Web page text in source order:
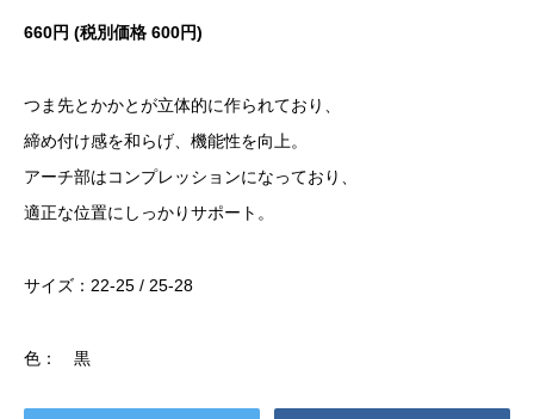
660円 (税別価格 600円)
つま先とかかとが立体的に作られており、
締め付け感を和らげ、機能性を向上。
アーチ部はコンプレッションになっており、
適正な位置にしっかりサポート。
サイズ：22-25 / 25-28
色： 黒